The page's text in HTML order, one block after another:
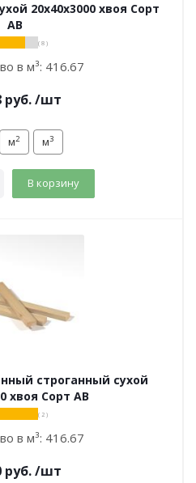
20х40х3000 хвоя Сорт
АВ
( 8 )
в м³: 416.67
руб. /шт
м2 м3
В корзину
строганный сухой
хвоя Сорт АВ
( 2 )
в м³: 416.67
руб. /шт